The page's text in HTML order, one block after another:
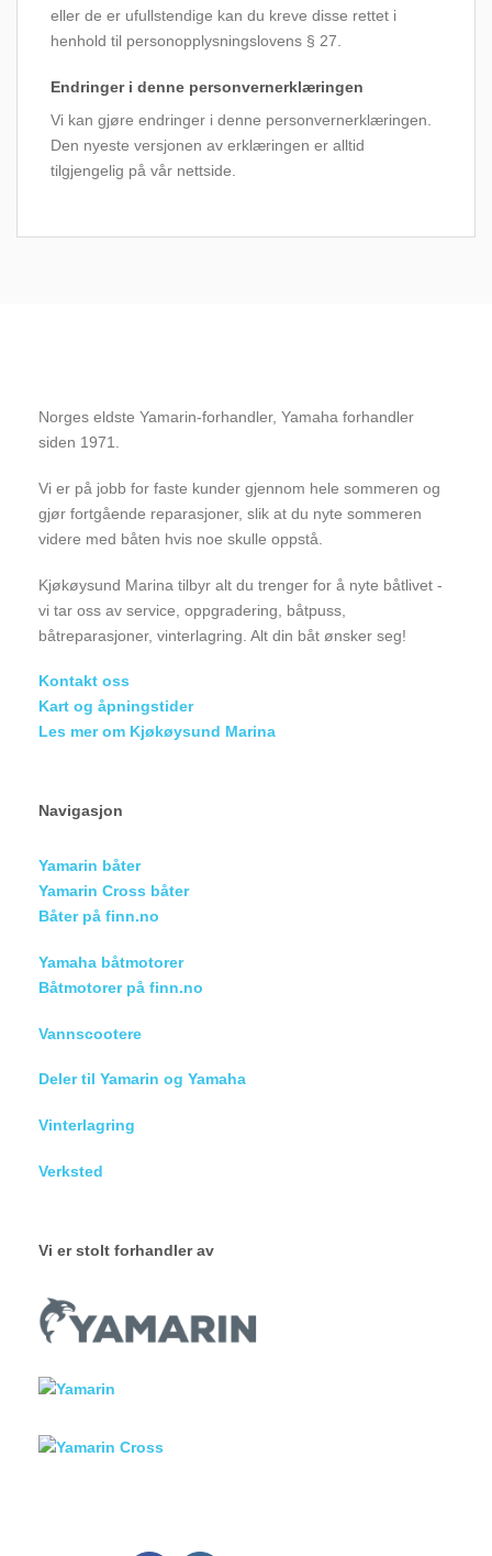
eller de er ufullstendige kan du kreve disse rettet i
henhold til personopplysningslovens § 27.
Endringer i denne personvernerklæringen
Vi kan gjøre endringer i denne personvernerklæringen.
Den nyeste versjonen av erklæringen er alltid
tilgjengelig på vår nettside.
Norges eldste Yamarin-forhandler, Yamaha forhandler
siden 1971.
Vi er på jobb for faste kunder gjennom hele sommeren og
gjør fortgående reparasjoner, slik at du nyte sommeren
videre med båten hvis noe skulle oppstå.
Kjøkøysund Marina tilbyr alt du trenger for å nyte båtlivet -
vi tar oss av service, oppgradering, båtpuss,
båtreparasjoner, vinterlagring. Alt din båt ønsker seg!
Kontakt oss
Kart og åpningstider
Les mer om Kjøkøysund Marina
Navigasjon
Yamarin båter
Yamarin Cross båter
Båter på finn.no
Yamaha båtmotorer
Båtmotorer på finn.no
Vannscootere
Deler til Yamarin og Yamaha
Vinterlagring
Verksted
Vi er stolt forhandler av